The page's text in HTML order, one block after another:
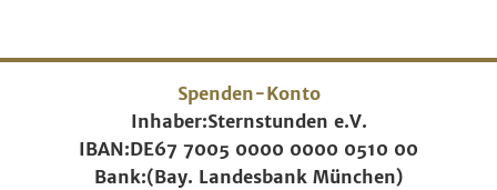
Spenden-Konto
Inhaber:Sternstunden e.V.
IBAN:DE67 7005 0000 0000 0510 00
Bank:(Bay. Landesbank München)